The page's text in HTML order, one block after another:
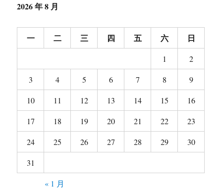
2026 年 8 月
一 二 三 四 五 六 日
1
2
3
4 5 6 7 8
9
10
11 12 13 14 15
16
17
18 19 20 21 22
23
24
25 26 27 28 29
30
31
« 1 月